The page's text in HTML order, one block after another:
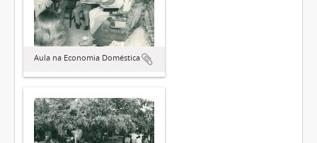
Aula na Economia Doméstica